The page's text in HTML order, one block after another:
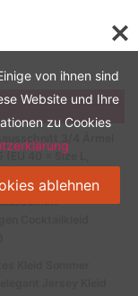
3/4 Ärmel
40 = Size L,
von ihnen sind
Website und Ihre
zu Cookies
ablehnen